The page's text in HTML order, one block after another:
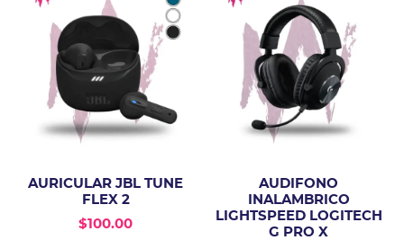
AURICULAR JBL TUNE
FLEX 2
$100.00
AUDIFONO
INALAMBRICO
LIGHTSPEED LOGITECH
G PRO X